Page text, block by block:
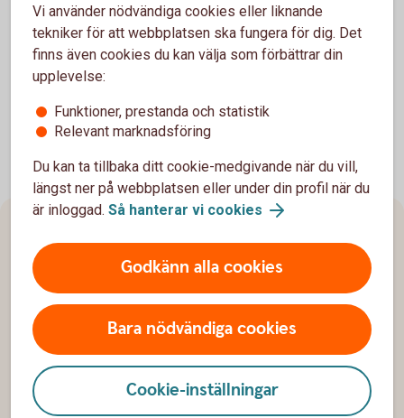
som är ytterligare ett steg i vårt arbete för en tryggare och
mer hållbar framtid – för våra kunder och för bygden vi
verkar i.
Vi använder nödvändiga cookies eller liknande
tekniker för att webbplatsen ska fungera för dig. Det
finns även cookies du kan välja som förbättrar din
upplevelse:
Funktioner, prestanda och statistik
Relevant marknadsföring
Du kan ta tillbaka ditt cookie-medgivande när du vill,
längst ner på webbplatsen eller under din profil när du
är inloggad. Så hanterar vi cookies
Godkänn alla cookies
Bara nödvändiga cookies
Cookie-inställningar
Sidfot
Hitta snabbt
Kontakta oss
Spärrhjälp
Bli kund
Priser, räntor och kurser